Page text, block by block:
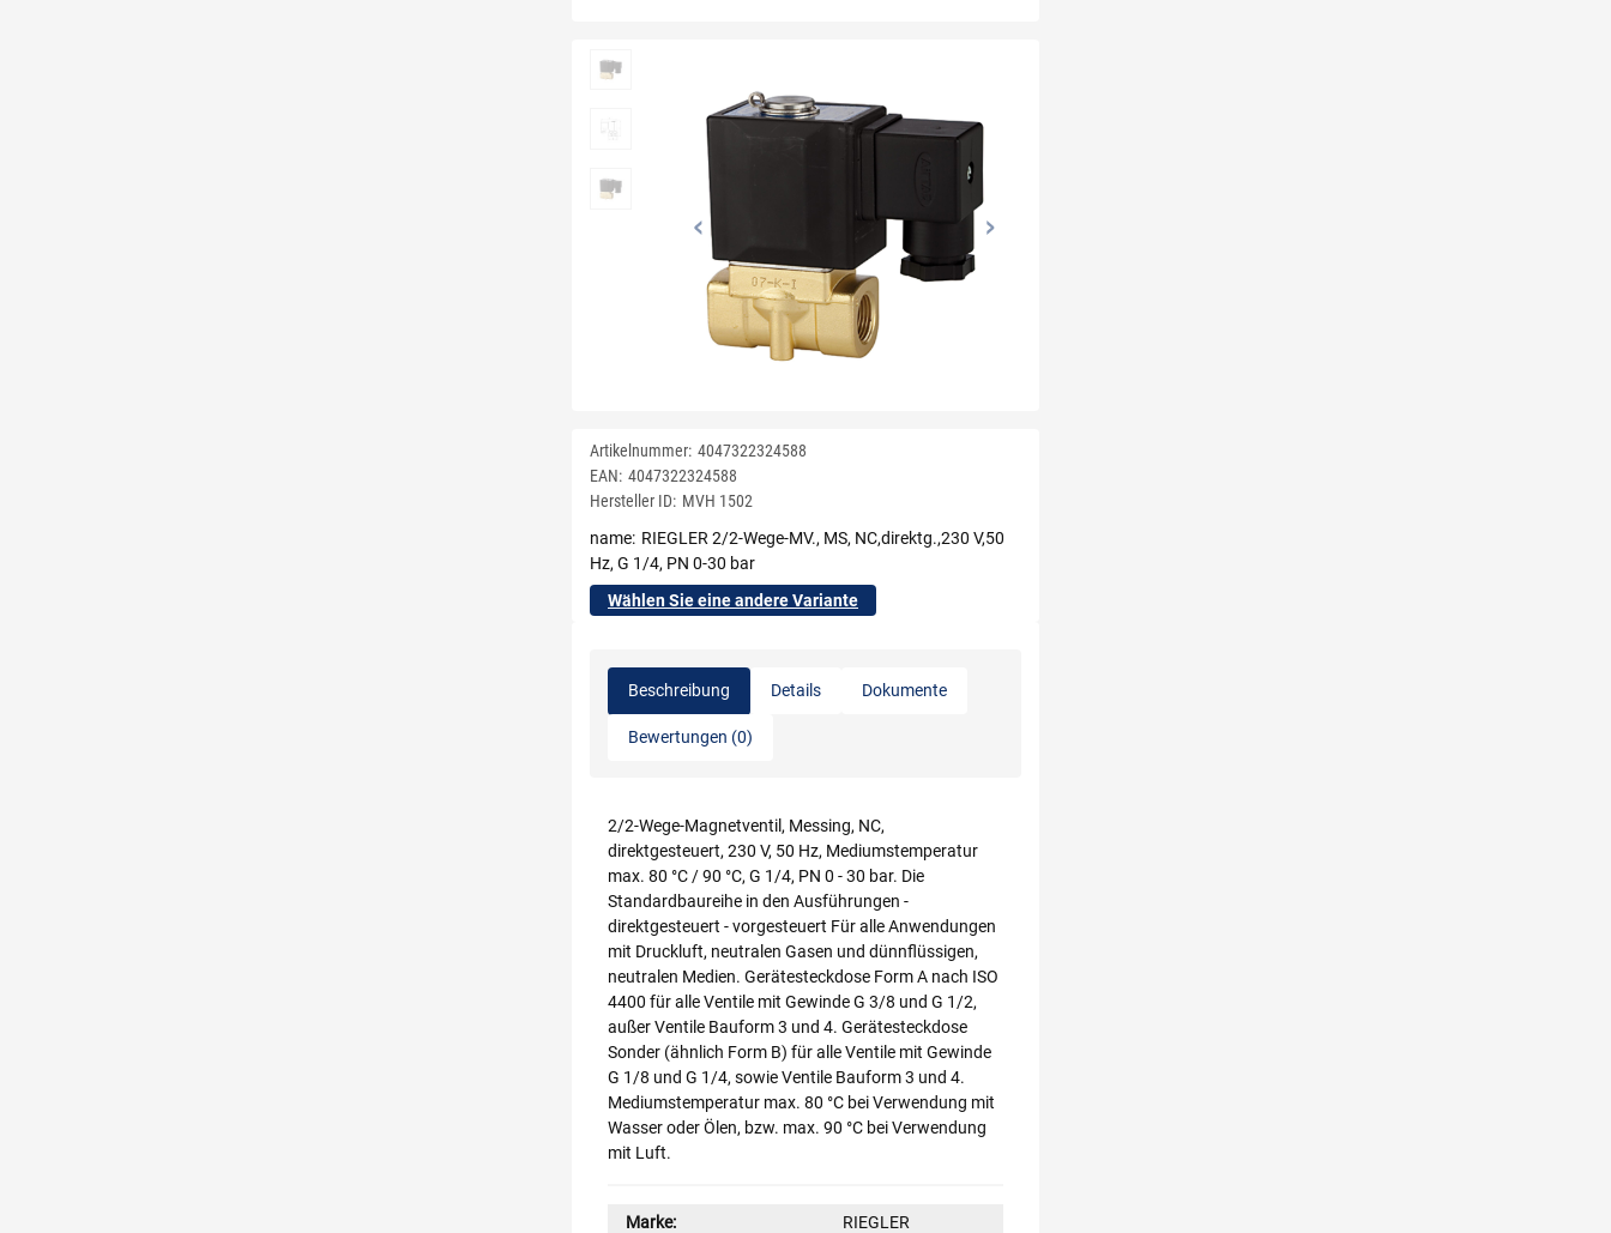
Artikelnummer: 4047322324588
EAN: 4047322324588
Hersteller ID: MVH 1502
name RIEGLER 2/2-Wege-MV., MS, NC,direktg.,230 V,50
Hz, G 1/4, PN 0-30 bar
Wählen Sie eine andere Variante
Beschreibung Details Dokumente
Bewertungen (0)
2/2-Wege-Magnetventil, Messing, NC,
direktgesteuert, 230 V, 50 Hz, Mediumstemperatur
max. 80 °C / 90 °C, G 1/4, PN 0 - 30 bar. Die
Standardbaureihe in den Ausführungen -
direktgesteuert - vorgesteuert Für alle Anwendungen
mit Druckluft, neutralen Gasen und dünnflüssigen,
neutralen Medien. Gerätesteckdose Form A nach ISO
4400 für alle Ventile mit Gewinde G 3/8 und G 1/2,
außer Ventile Bauform 3 und 4. Gerätesteckdose
Sonder (ähnlich Form B) für alle Ventile mit Gewinde
G 1/8 und G 1/4, sowie Ventile Bauform 3 und 4.
Mediumstemperatur max. 80 °C bei Verwendung mit
Wasser oder Ölen, bzw. max. 90 °C bei Verwendung
mit Luft.
Marke:
RIEGLER